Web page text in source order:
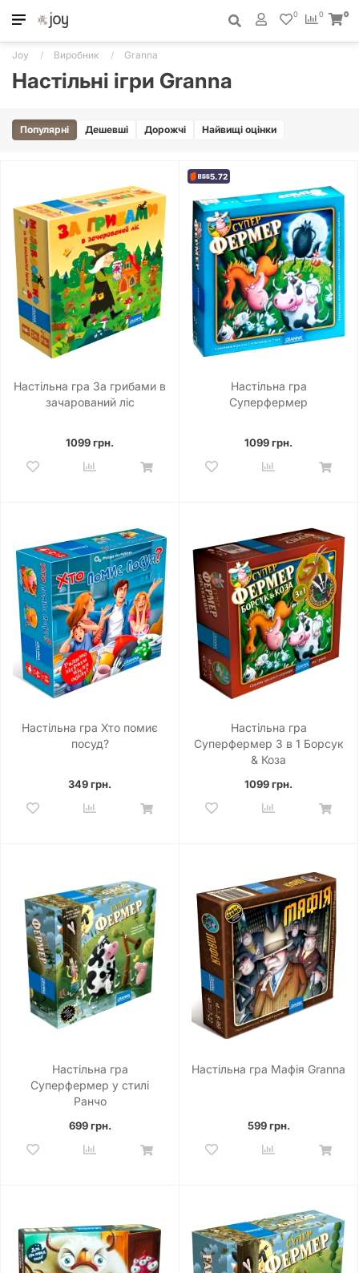
0
0 0
Joy Виробник Granna
Настільні ігри Granna
Популярні Дешевші Дорожчі Найвищі оцінки
Настільна гра За грибами в
зачарований ліс
1099 грн.
5.72
Настільна гра
Суперфермер
1099 грн.
Настільна гра Хто помиє
посуд?
349 грн.
Настільна гра
Суперфермер 3 в 1 Борсук
& Коза
1099 грн.
Настільна гра
Суперфермер у стилі
Ранчо
699 грн.
Настільна гра Мафія Granna
599 грн.